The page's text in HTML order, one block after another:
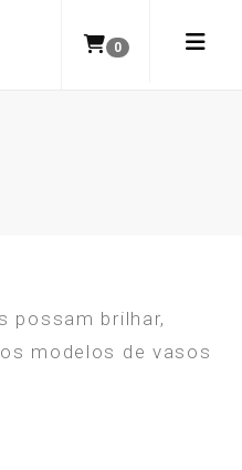
0
possam brilhar,
modelos de vasos